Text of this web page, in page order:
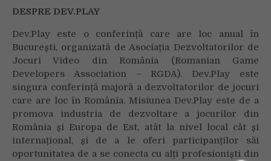
DESPRE DEV.PLAY
Dev.Play este o conferință care are loc anual în
București, organizată de Asociația Dezvoltatorilor de
Jocuri Video din România (Romanian Game
Developers Association – RGDA). Dev.Play este
singura conferință majoră a dezvoltatorilor de jocuri
care are loc în România. Misiunea Dev.Play este de a
promova industria de dezvoltare a jocurilor din
România și Europa de Est, atât la nivel local cât și
internațional, și de a le oferi participanților săi
oportunitatea de a se conecta cu alți profesioniști din